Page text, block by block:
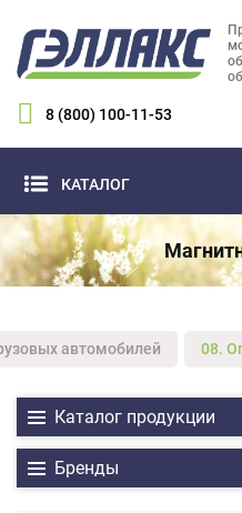
8 (800) 100-11-53
КАТАЛОГ
автомобилей 08.
Каталог продукции
Бренды